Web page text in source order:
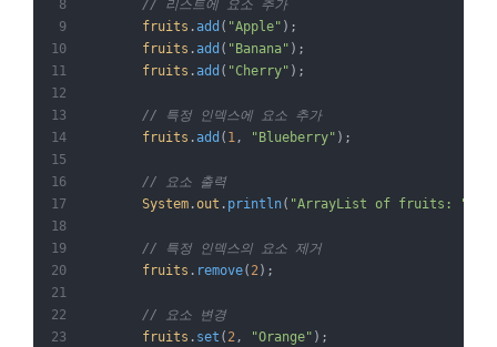
// 리스트에 요소 추가
fruits .add ( "Apple" );
fruits .add ( "Banana" );
fruits .add ( "Cherry" );
// 특정 인덱스에 요소 추가
fruits .add ( 1, "Blueberry" );
// 요소 출력
System .out . println( "ArrayList of fruits: "
// 특정 인덱스의 요소 제거
fruits . remove( 2);
// 요소 변경
fruits . set ( 2, "Orange" );